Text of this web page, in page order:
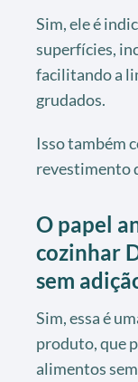
Sim, ele é
superfícies,
facilitando a
grudados.
Isso também
revestimento
O papel
cozinhar
sem
Sim, essa é
produto, que
alimentos